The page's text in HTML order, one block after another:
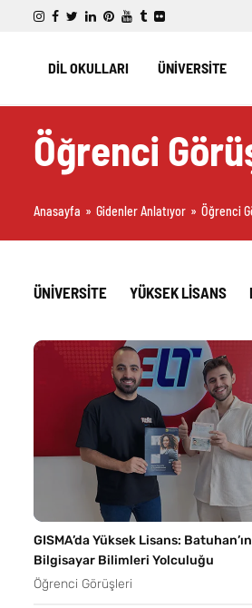
DİL OKULLARI ÜNİVERSİTE
Öğrenci
Anasayfa » Gidenler Anlatıyor » Öğrenci
ÜNIVERSITE YÜKSEK LISANS
GISMA’da Yüksek Lisans: Batuhan’ın
Bilgisayar Bilimleri Yolculuğu
Öğrenci Görüşleri